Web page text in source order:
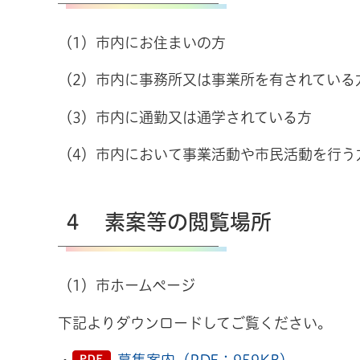
（1）市内にお住まいの方
（2）市内に事務所又は事業所を有されている
（3）市内に通勤又は通学されている方
（4）市内において事業活動や市民活動を行
４ 素案等の閲覧場所
（1）市ホームページ
下記よりダウンロードしてご覧ください。